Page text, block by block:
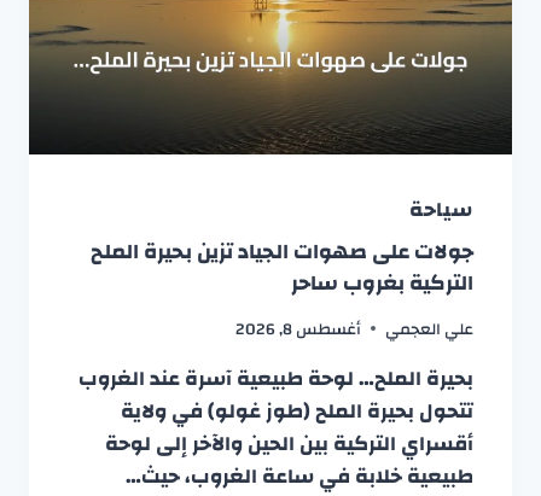
سياحة
جولات على صهوات الجياد تزين بحيرة الملح
التركية بغروب ساحر
علي العجمي أغسطس 8, 2026
بحيرة الملح… لوحة طبيعية آسرة عند الغروب
تتحول بحيرة الملح (طوز غولو) في ولاية
أقسراي التركية بين الحين والآخر إلى لوحة
طبيعية خلابة في ساعة الغروب، حيث…